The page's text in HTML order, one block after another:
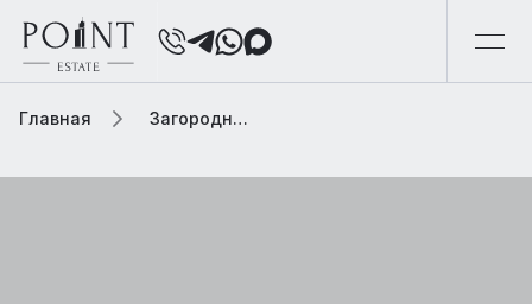
Главная Загородная элитная недвижимость